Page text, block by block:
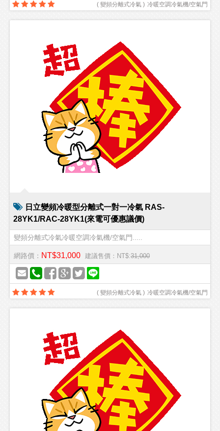
冷暖空調冷氣機/空氣門
( 變頻分離式冷氣 )
日立變頻冷暖型分離式一對一冷氣 RAS-
28YK1/RAC-28YK1(來電可優惠議價)
變頻分離式冷氣冷暖空調冷氣機/空氣門.....
網路價： NT$31,000 建議售價：NT$:31,000
冷暖空調冷氣機/空氣門
( 變頻分離式冷氣 )